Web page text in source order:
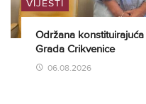
VIJESTI
Održana
Grada Crikvenice
06.08.2026